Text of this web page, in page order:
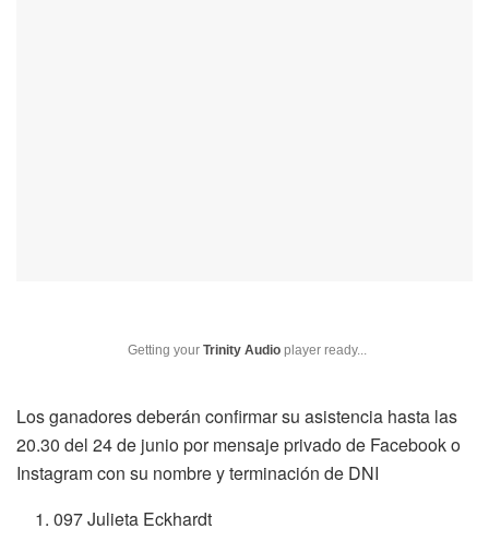
Getting your Trinity Audio player ready...
Los ganadores deberán confirmar su asistencia hasta las
20.30 del 24 de junio por mensaje privado de Facebook o
Instagram con su nombre y terminación de DNI
097 Julieta Eckhardt